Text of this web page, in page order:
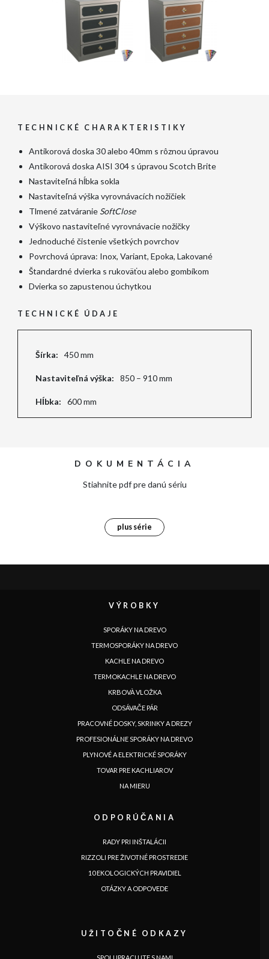
EN |ES |SE | SK |CZ |
TECHNICKÉ CHARAKTERISTIKY
Antikorová doska 30 alebo 40mm s rôznou úpravou
Antikorová doska AISI 304 s úpravou Scotch Brite
Nastaviteľná hĺbka sokla
Nastaviteľná výška vyrovnávacích nožičiek
Tlmené zatváranie SoftClose
Výškovo nastaviteľné vyrovnávacie nožičky
Jednoduché čistenie všetkých povrchov
Povrchová úprava: Inox, Variant, Epoka, Lakované
Štandardné dvierka s rukoväťou alebo gombíkom
Dvierka so zapustenou úchytkou
TECHNICKÉ ÚDAJE
Šírka: 450 mm
Nastaviteľná výška: 850 – 910 mm
Hĺbka: 600 mm
DOKUMENTÁCIA
Stiahnite pdf pre danú sériu
plus série
VÝROBKY
SPORÁKY NA DREVO
TERMOSPORÁKY NA DREVO
KACHLE NA DREVO
TERMOKACHLE NA DREVO
KRBOVÀ VLOŽKA
ODSÁVAČE PÁR
PRACOVNÉ DOSKY, SKRINKY A DREZY
PROFESIONÁLNE SPORÁKY NA DREVO
PLYNOVÉ A ELEKTRICKÉ SPORÁKY
TOVAR PRE KACHLIAROV
NA MIERU
ODPORÚČANIA
RADY PRI INŠTALÁCII
RIZZOLI PRE ŽIVOTNÉ PROSTREDIE
10 EKOLOGICKÝCH PRAVIDIEL
OTÁZKY A ODPOVEDE
UŽITOČNÉ ODKAZY